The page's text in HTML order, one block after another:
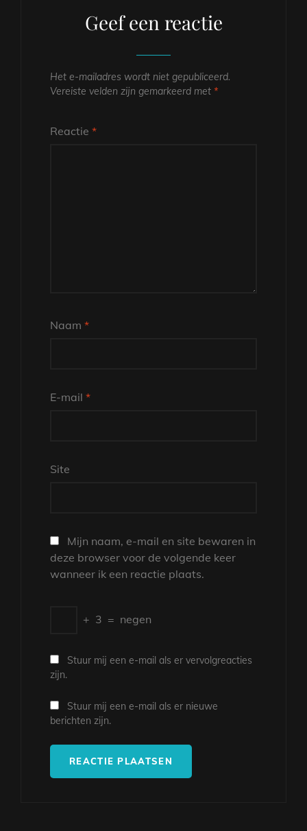
Geef een reactie
Het e-mailadres wordt niet gepubliceerd.
Vereiste velden zijn gemarkeerd met *
Reactie *
Naam *
E-mail *
Site
Mijn naam, e-mail en site bewaren in
deze browser voor de volgende keer
wanneer ik een reactie plaats.
+ 3 = negen
Stuur mij een e-mail als er vervolgreacties
zijn.
Stuur mij een e-mail als er nieuwe
berichten zijn.